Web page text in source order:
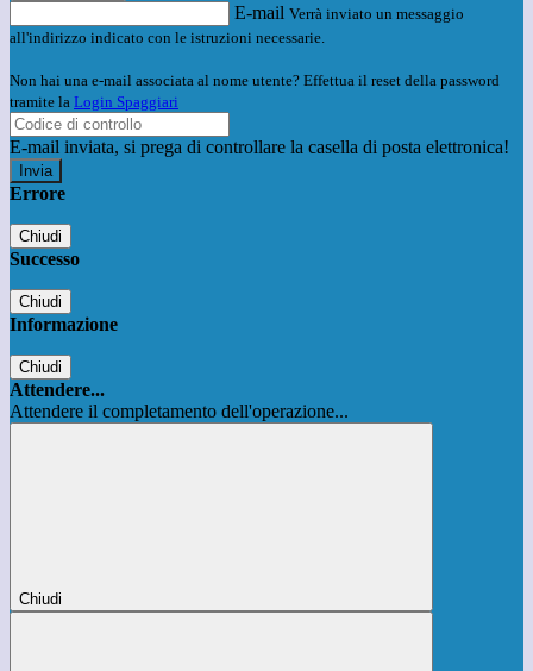
E-mail Verrà inviato un messaggio
all'indirizzo indicato con le istruzioni necessarie.
Non hai una e-mail associata al nome utente? Effettua il reset della password
tramite la Login Spaggiari
E-mail inviata, si prega di controllare la casella di posta elettronica!
Errore
Chiudi
Successo
Chiudi
Informazione
Chiudi
Attendere...
Attendere il completamento dell'operazione...
Chiudi